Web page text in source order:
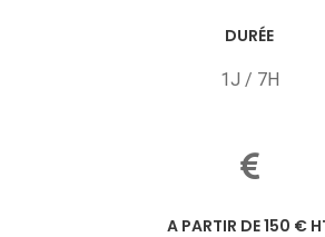
DURÉE
1J / 7H
A PARTIR DE 150 €